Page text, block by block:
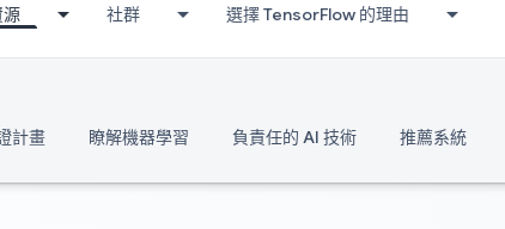
源 社群 選擇 TensorFlow 的理由
計畫 瞭解機器學習 負責任的 AI 技術 推薦系統